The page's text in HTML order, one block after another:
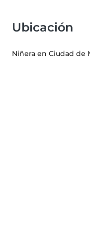
Ubicación
Niñera en Ciudad de